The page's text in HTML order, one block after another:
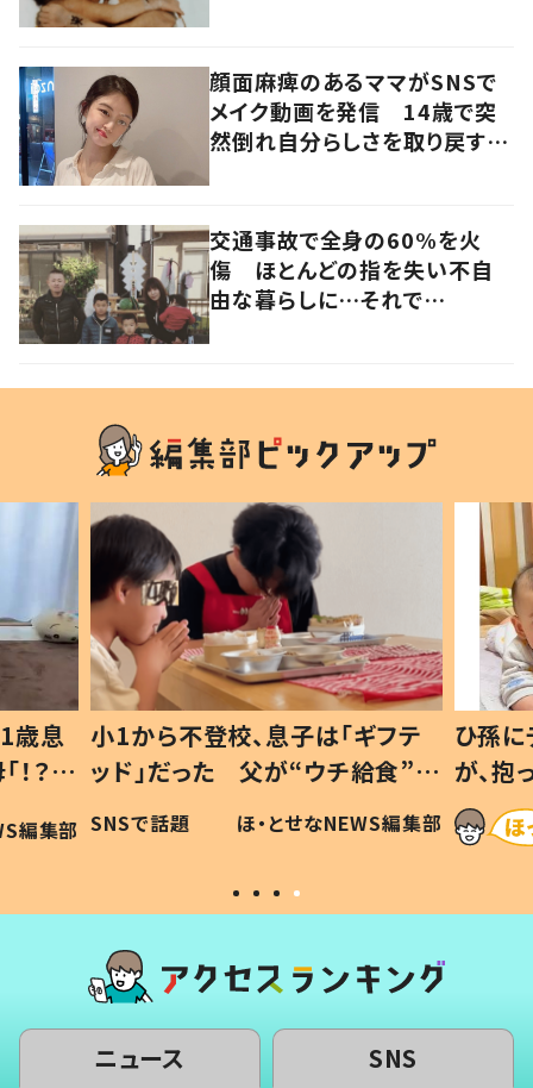
顔面麻痺のあるママがSNSで
メイク動画を発信 14歳で突
然倒れ自分らしさを取り戻すま
交通事故で全身の60%を火
傷 ほとんどの指を失い不自
由な暮らしに…それで
歳息
？」
編集部
小1から不登校、息子は「ギフテ
ッド」だった 父が“ウチ給食”を
作り続ける理由とは #令和の親
#令和の子
SNSで話題 ほ・とせなNEWS編集部
ひ孫
が、
「涙が
い」
ニュース SNS